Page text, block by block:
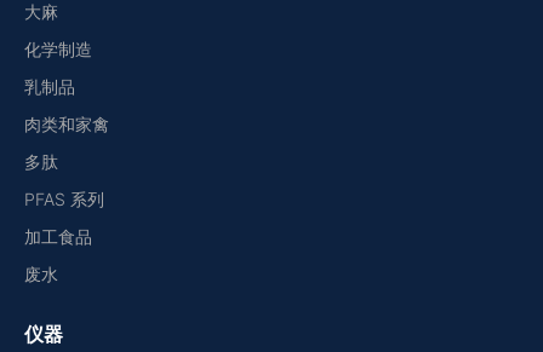
大麻
化学制造
乳制品
肉类和家禽
多肽
PFAS 系列
加工食品
废水
仪器